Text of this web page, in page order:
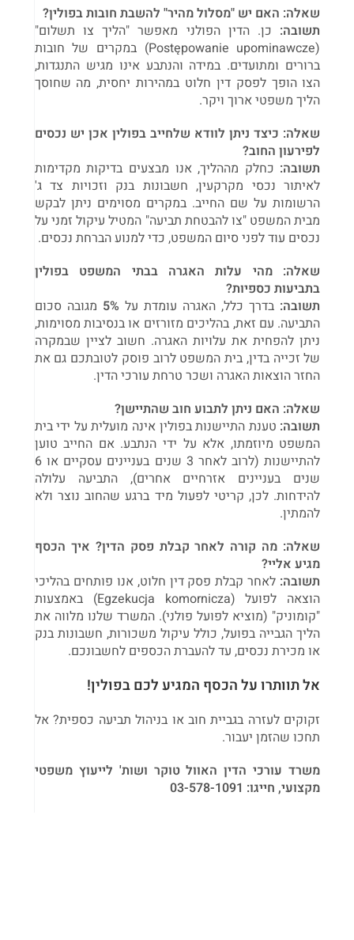
שאלה: האם יש "מסלול מהיר" להשבת חובות בפולין?
תשובה: כן. הדין הפולני מאפשר "הליך צו תשלום"
(Postępowanie upominawcze) במקרים של חובות
ברורים ומתועדים. במידה והנתבע אינו מגיש התנגדות,
הצו הופך לפסק דין חלוט במהירות יחסית, מה שחוסך
הליך משפטי ארוך ויקר.
שאלה: כיצד ניתן לוודא שלחייב בפולין אכן יש נכסים
לפירעון החוב?
תשובה: כחלק מההליך, אנו מבצעים בדיקות מקדימות
לאיתור נכסי מקרקעין, חשבונות בנק וזכויות צד ג'
הרשומות על שם החייב. במקרים מסוימים ניתן לבקש
מבית המשפט "צו להבטחת תביעה" המטיל עיקול זמני על
נכסים עוד לפני סיום המשפט, כדי למנוע הברחת נכסים.
שאלה: מהי עלות האגרה בבתי המשפט בפולין
בתביעות כספיות?
תשובה: בדרך כלל, האגרה עומדת על 5% מגובה סכום
התביעה. עם זאת, בהליכים מזורזים או בנסיבות מסוימות,
ניתן להפחית את עלויות האגרה. חשוב לציין שבמקרה
של זכייה בדין, בית המשפט לרוב פוסק לטובתכם גם את
החזר הוצאות האגרה ושכר טרחת עורכי הדין.
שאלה: האם ניתן לתבוע חוב שהתיישן?
תשובה: טענת התיישנות בפולין אינה מועלית על ידי בית
המשפט מיוזמתו, אלא על ידי הנתבע. אם החייב טוען
להתיישנות (לרוב לאחר 3 שנים בעניינים עסקיים או 6
שנים בעניינים אזרחיים אחרים), התביעה עלולה
להידחות. לכן, קריטי לפעול מיד ברגע שהחוב נוצר ולא
להמתין.
שאלה: מה קורה לאחר קבלת פסק הדין? איך הכסף
מגיע אליי?
תשובה: לאחר קבלת פסק דין חלוט, אנו פותחים בהליכי
הוצאה לפועל (Egzekucja komornicza) באמצעות
"קומוניק" (מוציא לפועל פולני). המשרד שלנו מלווה את
הליך הגבייה בפועל, כולל עיקול משכורות, חשבונות בנק
או מכירת נכסים, עד להעברת הכספים לחשבונכם.
אל תוותרו על הכסף המגיע לכם בפולין!
זקוקים לעזרה בגביית חוב או בניהול תביעה כספית? אל
תחכו שהזמן יעבור.
משרד עורכי הדין האוול טוקר ושות' לייעוץ משפטי
מקצועי, חייגו: 03-578-1091